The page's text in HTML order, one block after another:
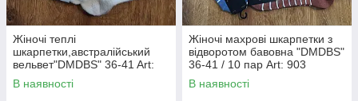
Жіночі теплі
шкарпетки,австралійський
вельвет"DMDBS" 36-41 Art:
671 / 10 пар
В наявності
Жіночі махрові шкарпетки з
відворотом бавовна "DMDBS"
36-41 / 10 пар Art: 903
В наявності